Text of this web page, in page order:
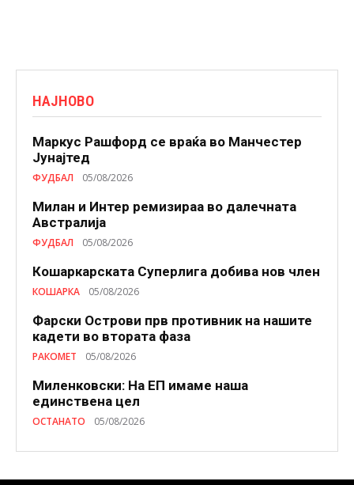
НАЈНОВО
Маркус Рашфорд се враќа во Манчестер
Јунајтед
ФУДБАЛ 05/08/2026
Милан и Интер ремизираа во далечната
Австралија
ФУДБАЛ 05/08/2026
Кошаркарската Суперлига добива нов член
КОШАРКА 05/08/2026
Фарски Острови прв противник на нашите
кадети во втората фаза
РАКОМЕТ 05/08/2026
Миленковски: На ЕП имаме наша
единствена цел
ОСТАНАТО 05/08/2026